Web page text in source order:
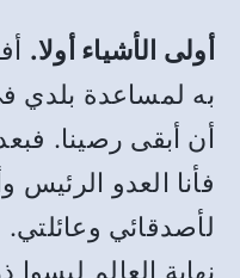
أولى الأشياء أولا.
به لمساعدة بلدي
أن أبقى رصينا.
فأنا العدو الرئيس
لأصدقائي
نهاية العالم